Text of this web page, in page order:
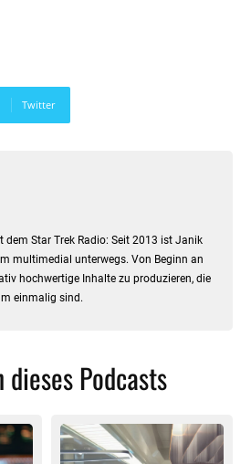
Twitter
Star Trek Radio: Seit 2013 ist Janik
multimedial unterwegs. Von Beginn an
hochwertige Inhalte zu produzieren, die
einmalig sind.
dieses Podcasts